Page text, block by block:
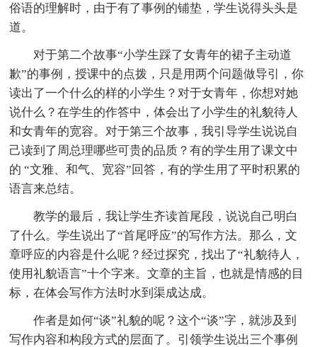
俗语的理解时，由于有了事例的铺垫，学生说得头头是
道。
对于第二个故事“小学生踩了女青年的裙子主动道
歉”的事例，授课中的点拨，只是用两个问题做导引，你
读出了一个什么的样的小学生？对于女青年，你想对她
说什么？在学生的作答中，体会出了小学生的礼貌待人
和女青年的宽容。对于第三个故事，我引导学生说说自
己读到了周总理哪些可贵的品质？有的学生用了课文中
的 “文雅、和气、宽容”回答，有的学生用了平时积累的
语言来总结。
教学的最后，我让学生齐读首尾段，说说自己明白
了什么。学生说出了“首尾呼应”的写作方法。那么，文
章呼应的内容是什么呢？经过探究，找出了“礼貌待人，
使用礼貌语言”十个字来。文章的主旨，也就是情感的目
标，在体会写作方法时水到渠成达成。
作者是如何“谈”礼貌的呢？这个“谈”字，就涉及到
写作内容和构段方式的层面了。引领学生说出三个事例